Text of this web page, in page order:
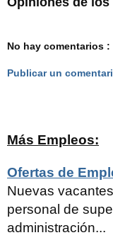
No hay comentarios :
Publicar un
Más Empleos:
Ofertas de
Nuevas
personal de
administración...